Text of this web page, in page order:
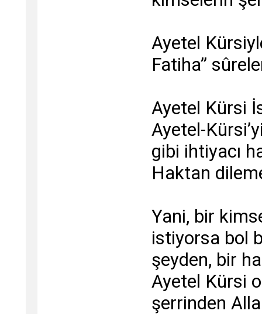
Ayetel
Fatiha”
Ayetel Kürsi
Ayetel-
gibi ihtiyacı
Haktan
Yani, bir
istiyorsa bol
şeyden, bir
Ayetel Kürsi
şerrinden